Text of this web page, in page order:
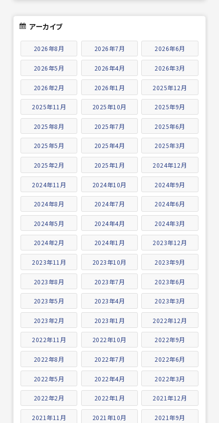
アーカイブ
2026年8月 2026年7月 2026年6月
2026年5月 2026年4月 2026年3月
2026年2月 2026年1月 2025年12月
2025年11月 2025年10月 2025年9月
2025年8月 2025年7月 2025年6月
2025年5月 2025年4月 2025年3月
2025年2月 2025年1月 2024年12月
2024年11月 2024年10月 2024年9月
2024年8月 2024年7月 2024年6月
2024年5月 2024年4月 2024年3月
2024年2月 2024年1月 2023年12月
2023年11月 2023年10月 2023年9月
2023年8月 2023年7月 2023年6月
2023年5月 2023年4月 2023年3月
2023年2月 2023年1月 2022年12月
2022年11月 2022年10月 2022年9月
2022年8月 2022年7月 2022年6月
2022年5月 2022年4月 2022年3月
2022年2月 2022年1月 2021年12月
2021年11月 2021年10月 2021年9月